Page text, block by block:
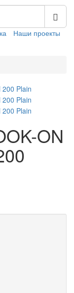
Наши проекты
ON